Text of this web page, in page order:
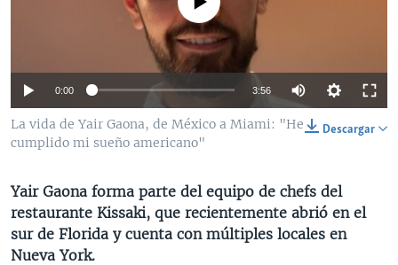
ENTRETENIMIENTO Y CULTURA
DEPORTES
CIENCIA Y SALUD
AUDIOS
FORO INTERAMERICANO
VISIÓN 360
PANORAMA
AVANCE INFORMATIVO
AUDIONOTICIAS
ESTADOS UNIDOS AL DÍA
EL MUNDO AL DÍA [RADIO]
DIRECT
DOCUMENTALES DE LA VOA
Learning English
SÍGANOS
0:00 3:56
Descargar
La vida de Yair Gaona, de México a Miami: "He
cumplido mi sueño americano"
Yair Gaona forma parte del equipo de chefs del
restaurante Kissaki, que recientemente abrió en el
sur de Florida y cuenta con múltiples locales en
Nueva York.